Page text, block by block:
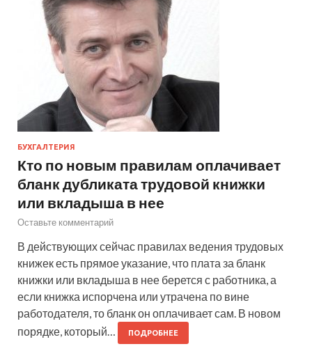
БУХГАЛТЕРИЯ
Кто по новым правилам оплачивает
бланк дубликата трудовой книжки
или вкладыша в нее
Оставьте комментарий
В действующих сейчас правилах ведения трудовых
книжек есть прямое указание, что плата за бланк
книжки или вкладыша в нее берется с работника, а
если книжка испорчена или утрачена по вине
работодателя, то бланк он оплачивает сам. В новом
порядке, который…
ПОДРОБНЕЕ